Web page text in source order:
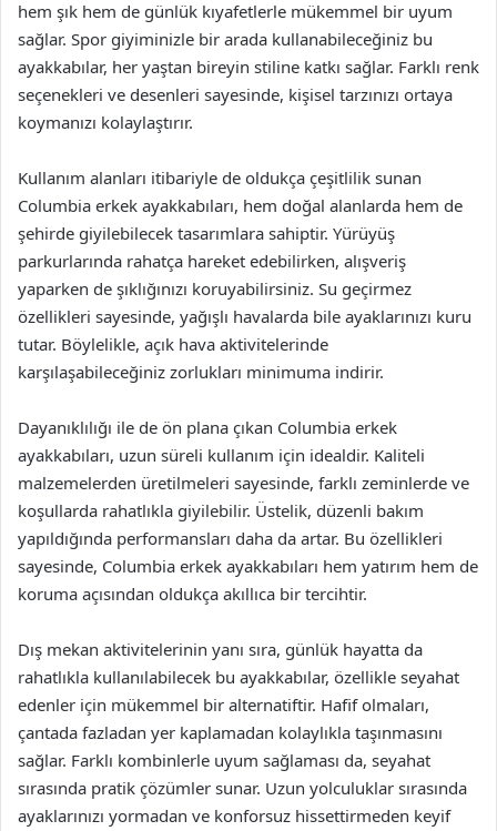
hem şık hem de günlük kıyafetlerle mükemmel bir uyum
sağlar. Spor giyiminizle bir arada kullanabileceğiniz bu
ayakkabılar, her yaştan bireyin stiline katkı sağlar. Farklı renk
seçenekleri ve desenleri sayesinde, kişisel tarzınızı ortaya
koymanızı kolaylaştırır.
Kullanım alanları itibariyle de oldukça çeşitlilik sunan
Columbia erkek ayakkabıları, hem doğal alanlarda hem de
şehirde giyilebilecek tasarımlara sahiptir. Yürüyüş
parkurlarında rahatça hareket edebilirken, alışveriş
yaparken de şıklığınızı koruyabilirsiniz. Su geçirmez
özellikleri sayesinde, yağışlı havalarda bile ayaklarınızı kuru
tutar. Böylelikle, açık hava aktivitelerinde
karşılaşabileceğiniz zorlukları minimuma indirir.
Dayanıklılığı ile de ön plana çıkan Columbia erkek
ayakkabıları, uzun süreli kullanım için idealdir. Kaliteli
malzemelerden üretilmeleri sayesinde, farklı zeminlerde ve
koşullarda rahatlıkla giyilebilir. Üstelik, düzenli bakım
yapıldığında performansları daha da artar. Bu özellikleri
sayesinde, Columbia erkek ayakkabıları hem yatırım hem de
koruma açısından oldukça akıllıca bir tercihtir.
Dış mekan aktivitelerinin yanı sıra, günlük hayatta da
rahatlıkla kullanılabilecek bu ayakkabılar, özellikle seyahat
edenler için mükemmel bir alternatiftir. Hafif olmaları,
çantada fazladan yer kaplamadan kolaylıkla taşınmasını
sağlar. Farklı kombinlerle uyum sağlaması da, seyahat
sırasında pratik çözümler sunar. Uzun yolculuklar sırasında
ayaklarınızı yormadan ve konforsuz hissettirmeden keyif